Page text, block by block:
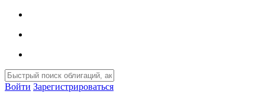
Войти Зарегистрироваться